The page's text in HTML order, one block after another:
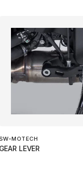
email
Mejladress
MOTECH
GEAR LEVER